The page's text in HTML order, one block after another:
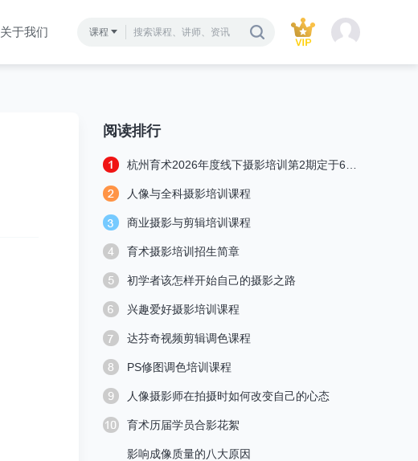
关于我们 课程
阅读排行
人像与全科摄影培训课程
商业摄影与剪辑培训课程
育术摄影培训招生简章
初学者该怎样开始自己的摄影之路
兴趣爱好摄影培训课程
达芬奇视频剪辑调色课程
PS修图调色培训课程
人像摄影师在拍摄时如何改变自己的心态
育术历届学员合影花絮
影响成像质量的八大原因